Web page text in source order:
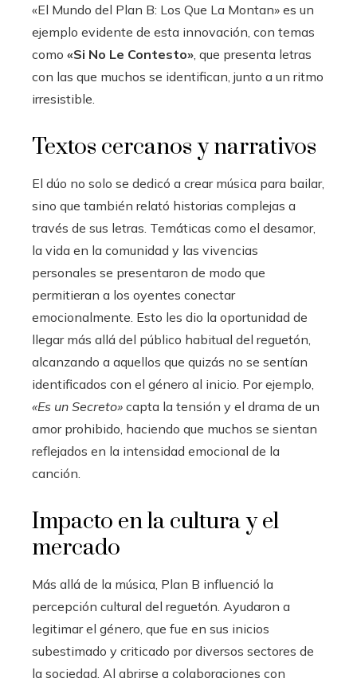
«El Mundo del Plan B: Los Que La Montan» es un
ejemplo evidente de esta innovación, con temas
como «Si No Le Contesto» , que presenta letras
con las que muchos se identifican, junto a un ritmo
irresistible.
Textos cercanos y narrativos
El dúo no solo se dedicó a crear música para bailar,
sino que también relató historias complejas a
través de sus letras. Temáticas como el desamor,
la vida en la comunidad y las vivencias
personales se presentaron de modo que
permitieran a los oyentes conectar
emocionalmente. Esto les dio la oportunidad de
llegar más allá del público habitual del reguetón,
alcanzando a aquellos que quizás no se sentían
identificados con el género al inicio. Por ejemplo,
«Es un Secreto» capta la tensión y el drama de un
amor prohibido, haciendo que muchos se sientan
reflejados en la intensidad emocional de la
canción.
Impacto en la cultura y el
mercado
Más allá de la música, Plan B influenció la
percepción cultural del reguetón. Ayudaron a
legitimar el género, que fue en sus inicios
subestimado y criticado por diversos sectores de
la sociedad. Al abrirse a colaboraciones con